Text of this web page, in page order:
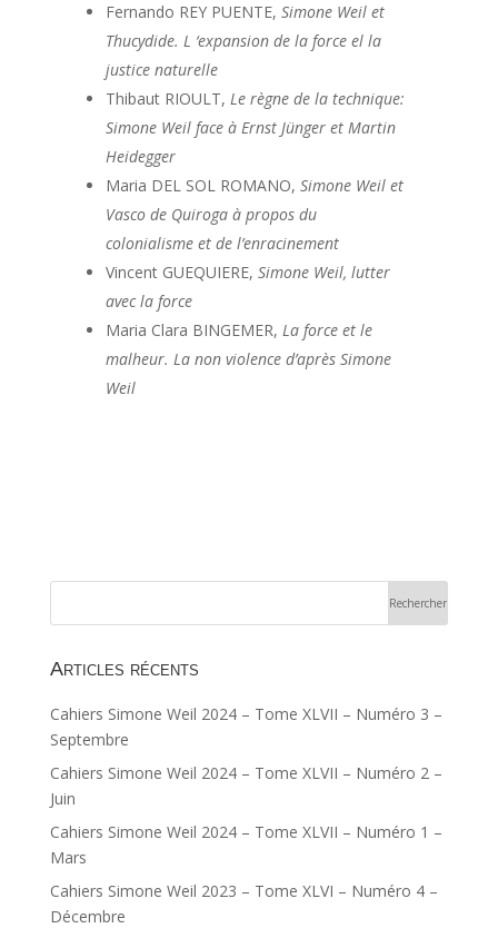
Fernando REY PUENTE, Simone Weil et
Thucydide. L ‘expansion de la force el la
justice naturelle
Thibaut RIOULT, Le règne de la technique:
Simone Weil face à Ernst Jünger et Martin
Heidegger
Maria DEL SOL ROMANO, Simone Weil et
Vasco de Quiroga à propos du
colonialisme et de l’enracinement
Vincent GUEQUIERE, Simone Weil, lutter
avec la force
Maria Clara BINGEMER, La force et le
malheur. La non violence d’après Simone
Weil
Articles récents
Cahiers Simone Weil 2024 – Tome XLVII – Numéro 3 –
Septembre
Cahiers Simone Weil 2024 – Tome XLVII – Numéro 2 –
Juin
Cahiers Simone Weil 2024 – Tome XLVII – Numéro 1 –
Mars
Cahiers Simone Weil 2023 – Tome XLVI – Numéro 4 –
Décembre